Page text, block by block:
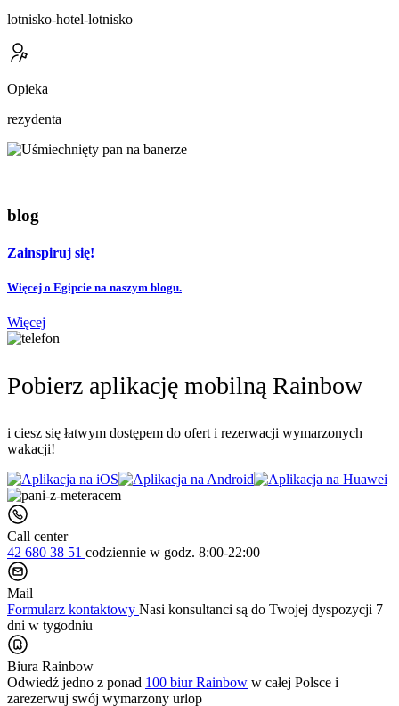
lotnisko-hotel-lotnisko
Opieka
rezydenta
blog
Zainspiruj się!
Więcej o Egipcie na naszym blogu.
Więcej
Pobierz aplikację mobilną Rainbow
i ciesz się łatwym dostępem do ofert i rezerwacji wymarzonych
wakacji!
Call center
42 680 38 51 codziennie w godz. 8:00-22:00
Mail
Formularz kontaktowy Nasi konsultanci są do Twojej dyspozycji 7
dni w tygodniu
Biura Rainbow
Odwiedź jedno z ponad 100 biur Rainbow w całej Polsce i
zarezerwuj swój wymarzony urlop